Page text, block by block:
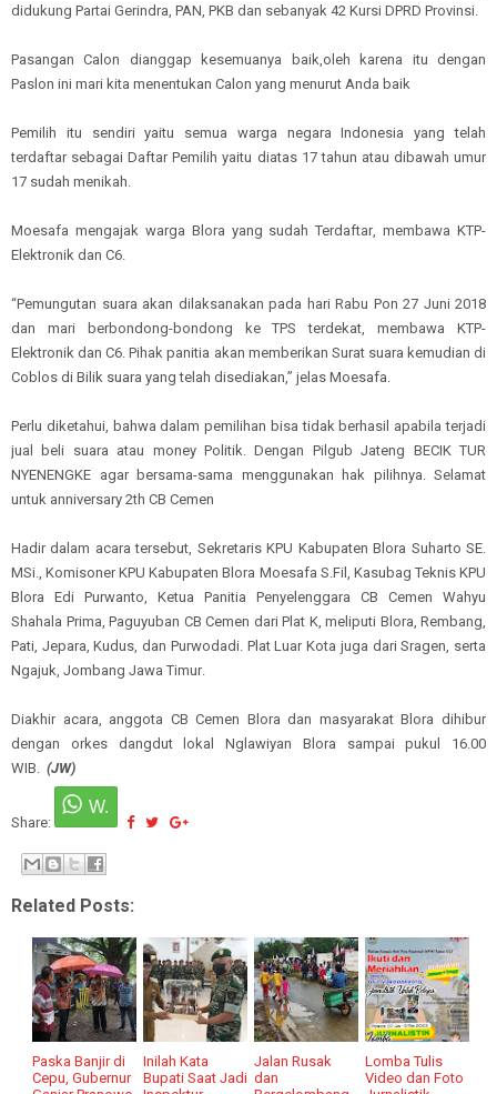
didukung Partai Gerindra, PAN, PKB dan sebanyak 42 Kursi DPRD Provinsi
Pasangan Calon dianggap kesemuanya baik,oleh karena itu dengan
Paslon ini mari kita menentukan Calon yang menurut Anda baik
Pemilih itu sendiri yaitu semua warga negara Indonesia yang telah
terdaftar sebagai Daftar Pemilih yaitu diatas 17 tahun atau dibawah umur
17 sudah menikah
Moesafa mengajak warga Blora yang sudah Terdaftar, membawa KTP-
Elektronik dan C6.
“Pemungutan suara akan dilaksanakan pada hari Rabu Pon 27 Juni 2018
dan mari berbondong-bondong ke TPS terdekat, membawa KTP-
Elektronik dan C6 Pihak panitia akan memberikan Surat suara kemudian di
Coblos di Bilik suara yang telah disediakan,” jelas Moesafa.
Perlu diketahui, bahwa dalampemilihan bisa tidak berhasil apabila terjadi
jual beli suara atau money Politik. Dengan Pilgub Jateng BECIK TUR
NYENENGKE agar bersama-sama menggunakan hak pilihnya. Selamat
untuk anniversary 2th CB Cemen
Hadir dalam acara tersebut Sekretaris KPU Kabupaten Blora Suharto SE.
MSi.,Komisoner KPU Kabupaten Blora Moesafa S.Fil Kasubag Teknis KPU
Blora Edi Purwanto
Ketua Panitia Penyelenggara CB Cemen Wahyu
Shahala Prima Paguyuban CB Cemen dari Plat K, meliputi Blora, Rembang,
Pati, Jepara, Kudus, dan Purwodadi. Plat Luar Kota juga dariSragen, serta
Ngajuk, Jombang Jawa Timur.
Diakhir acara, anggota CB Cemen Blora dan masyarakat Blora dihibur
dengan orkes dangdut lokal Nglawiyan Blora sampai pukul 16.00
WIB. (JW)
Share:
Related Posts:
Paska Banjir di
Cepu, Gubernur
Inilah Kata
Bupati Saat Jadi
Jalan Rusak
dan
Lomba Tulis
Video dan Foto